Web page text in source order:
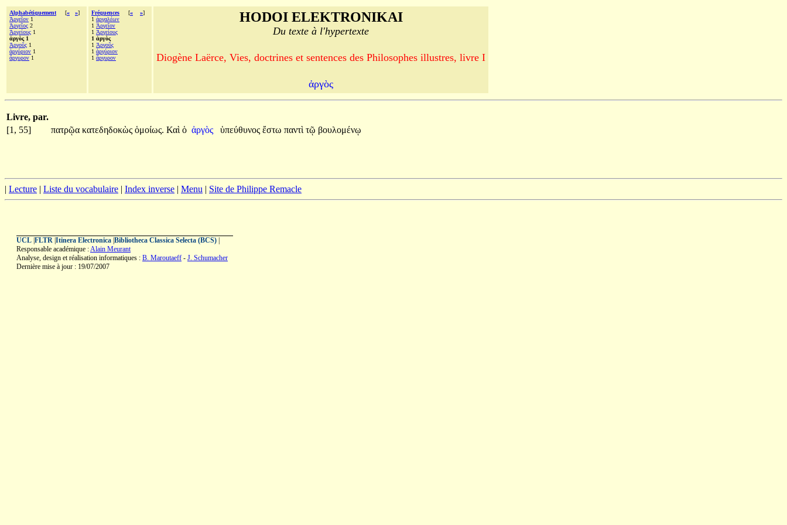
Alphabétiquement [« »]
Ἀργεῖον 1
Ἀργεῖος 2
Ἀργείους 1
ἀργὸς 1
Ἀργοῦς 1
ἀργύριον 1
ἄργυρον 1
Fréquences [« »]
1 ἀργαλέων
1 Ἀργεῖον
1 Ἀργείους
1 ἀργὸς
1 Ἀργοῦς
1 ἀργύριον
1 ἄργυρον
HODOI ELEKTRONIKAI
Du texte à l'hypertexte
Diogène Laërce, Vies, doctrines et sentences des Philosophes illustres, livre I
ἀργὸς
Livre, par.
[1, 55]
πατρῷα κατεδηδοκὼς ὁμοίως. Καὶ ὁ ἀργὸς ὑπεύθυνος ἔστω παντὶ τῷ βουλομένῳ
| Lecture | Liste du vocabulaire | Index inverse | Menu | Site de Philippe Remacle
UCL FLTR Itinera Electronica Bibliotheca Classica Selecta (BCS)
Responsable académique :Alain Meurant
Analyse, design et réalisation informatiques : B. Maroutaeff - J. Schumacher
Dernière mise à jour : 19/07/2007